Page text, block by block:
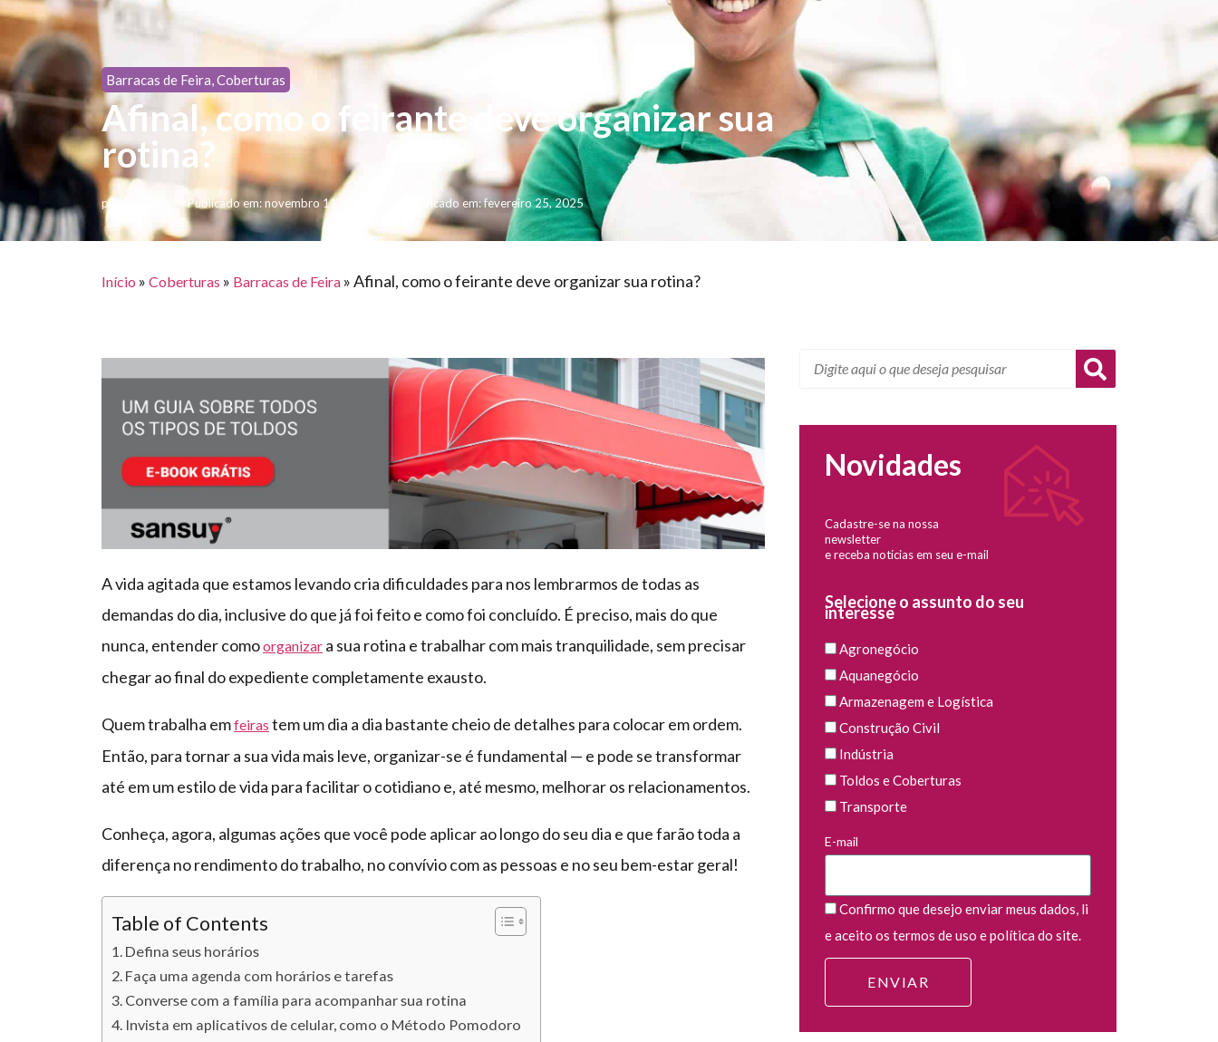
Barracas de Feira,Coberturas
Afinal, como o feirante deve organizar sua
rotina?
por Publicado em:novembro 11, 2019 Modificado em: fevereiro 25, 2025
Início » Coberturas » Barracas de Feira »Afinal, como o feirante deve organizar sua rotina?
A vida agitada que estamos levando cria dificuldades para nos lembrarmos de todas as
demandas do dia, inclusive do que já foi feito e como foi concluído. É preciso, mais do que
nunca, entender comoorganizar a sua rotina e trabalhar com mais tranquilidade, sem precisar
chegar ao final do expediente completamente exausto.
Quem trabalha emfeiras tem um dia a dia bastante cheio de detalhes para colocar em ordem.
Então, para tornar a sua vida mais leve, organizar-se é fundamental — e pode se transformar
até em um estilo de vida para facilitar o cotidiano e, até mesmo, melhorar os relacionamentos.
Conheça, agora, algumas ações que você pode aplicar ao longo do seu dia e que farão toda a
diferença no rendimento do trabalho, no convívio com as pessoas e no seu bem-estar geral!
Table of Contents
Defina seus horários
Faça uma agenda com horários e tarefas
Converse com a família para acompanhar sua rotina
Invista em aplicativos de celular, como o Método Pomodoro
Novidades
Cadastre-se na nossa
newsletter
e receba notícias em seu e-mail
Selecione o assunto do seu
interesse
Agronegócio
Aquanegócio
Armazenagem e Logística
Construção Civil
Indústria
Toldos e Coberturas
Transporte
E-mail
Confirmo que desejo enviar meus dados, li
e aceito os termos de uso e política do site.